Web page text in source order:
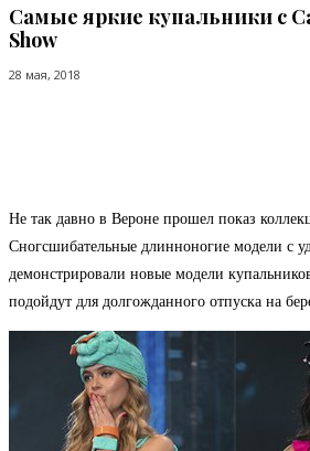
Самые яркие купальники с
Show
28 мая, 2018
Не так давно в Вероне прошел показ
Сногсшибательные длинноногие модели с
демонстрировали новые модели
подойдут для долгожданного отпуска на